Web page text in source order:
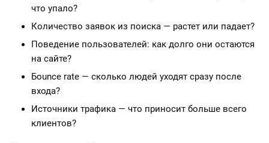
что упало?
Количество заявок из поиска — растет или падает?
Поведение пользователей: как долго они остаются
на сайте?
Бounce rate — сколько людей уходят сразу после
входа?
Источники трафика — что приносит больше всего
клиентов?